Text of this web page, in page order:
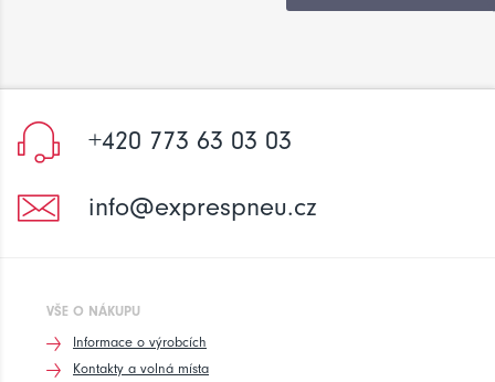
+420 773 63 03 03
info@exprespneu.cz
VŠE O NÁKUPU
Informace o výrobcích
Kontakty a volná místa